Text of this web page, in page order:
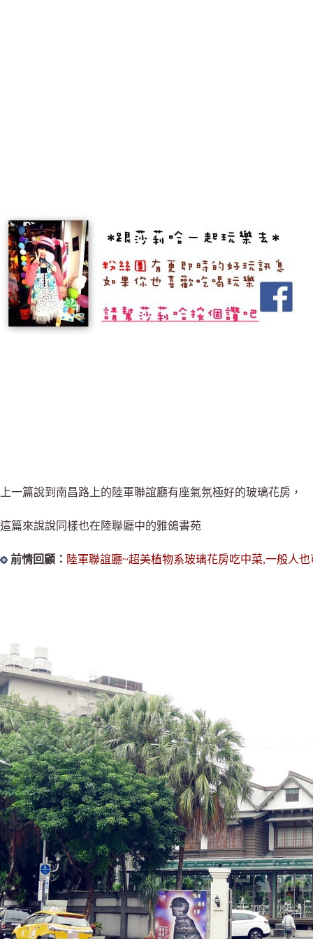
上一篇說到南昌路上的陸軍聯誼廳有座氣氛極好的玻璃花房，
這篇來說說同樣也在陸聯廳中的雅鴿書苑
前情回顧： 陸軍聯誼廳~超美植物系玻璃花房吃中菜,一般人